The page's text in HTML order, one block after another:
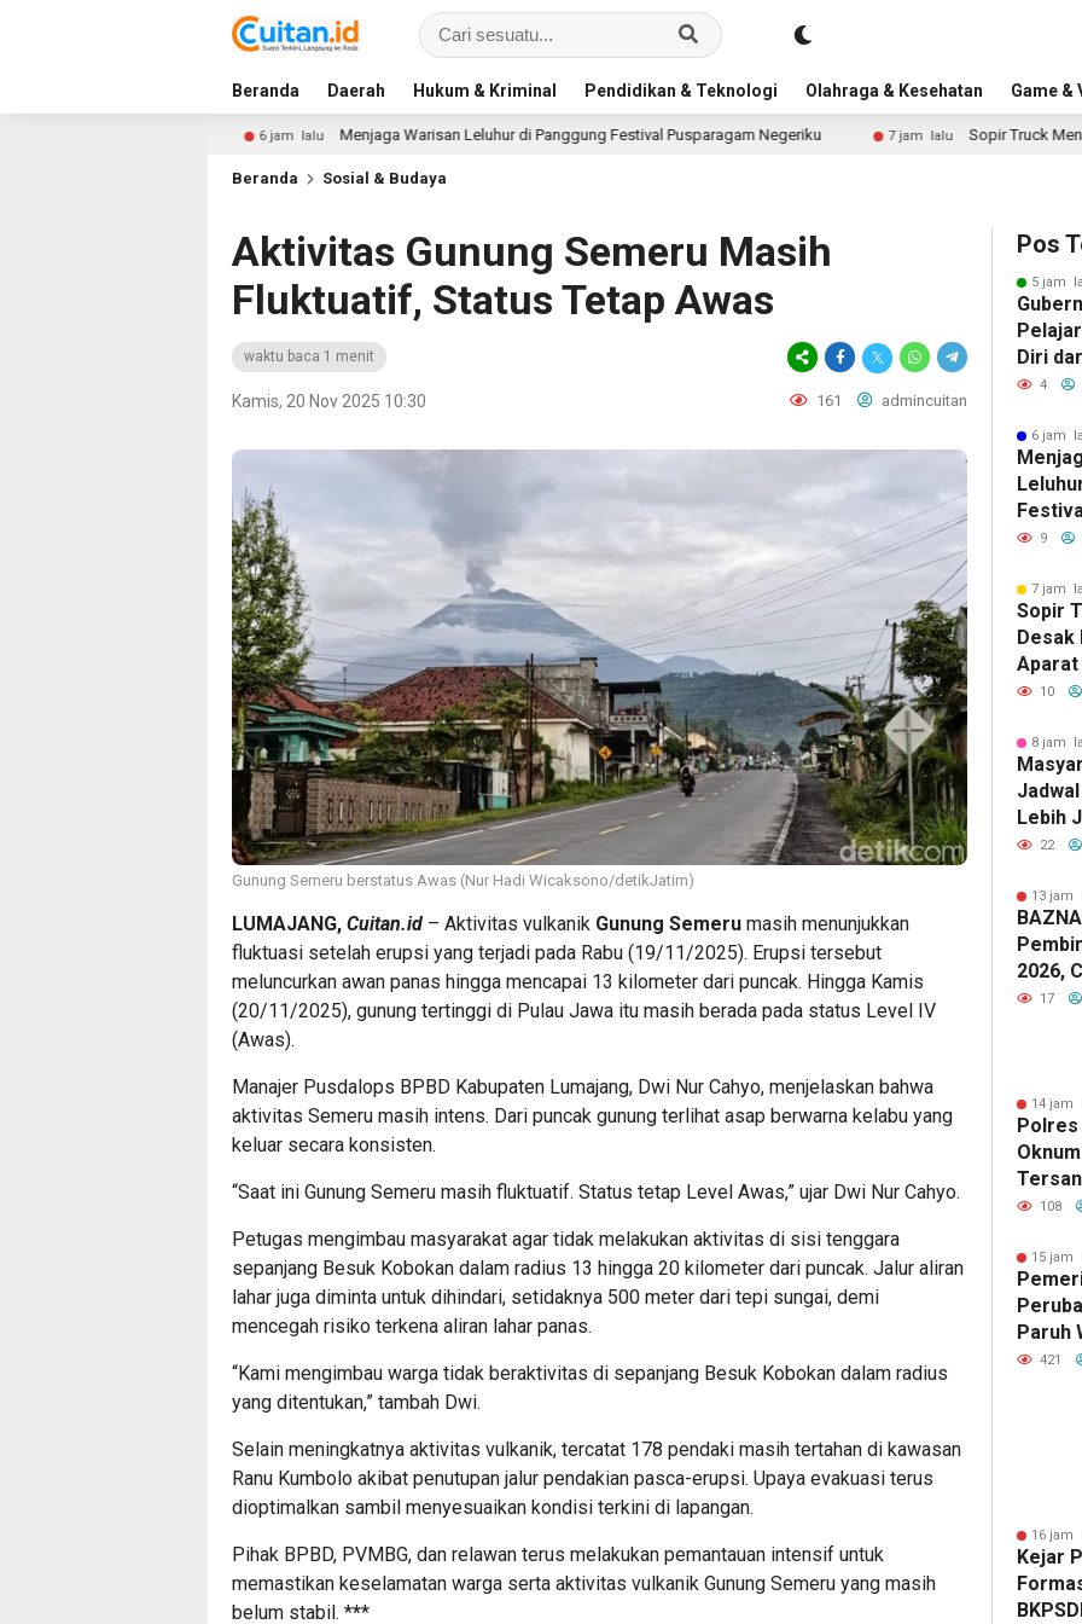
Beranda Daerah Hukum & Kriminal Pendidikan & Teknologi Olahraga & Kesehatan Game &
Menjaga Warisan Leluhur di Panggung Festival Pusparagam Negeriku 7 jam lalu Sopir Truck Menderita,
Beranda Sosial & Budaya
Aktivitas Gunung Semeru Masih
Fluktuatif, Status Tetap Awas
waktu baca 1 menit
Kamis, 20 Nov 2025 10:30 161 admincuitan
Gunung Semeru berstatus Awas (Nur Hadi Wicaksono/detikJatim)
LUMAJANG, Cuitan.id – Aktivitas vulkanik Gunung Semeru masih menunjukkan
fluktuasi setelah erupsi yang terjadi pada Rabu (19/11/2025). Erupsi tersebut
meluncurkan awan panas hingga mencapai 13 kilometer dari puncak. Hingga Kamis
(20/11/2025), gunung tertinggi di Pulau Jawa itu masih berada pada status Level IV
(Awas).
Manajer Pusdalops BPBD Kabupaten Lumajang, Dwi Nur Cahyo, menjelaskan bahwa
aktivitas Semeru masih intens. Dari puncak gunung terlihat asap berwarna kelabu yang
keluar secara konsisten.
“Saat ini Gunung Semeru masih fluktuatif. Status tetap Level Awas,” ujar Dwi Nur Cahyo.
Petugas mengimbau masyarakat agar tidak melakukan aktivitas di sisi tenggara
sepanjang Besuk Kobokan dalam radius 13 hingga 20 kilometer dari puncak. Jalur aliran
lahar juga diminta untuk dihindari, setidaknya 500 meter dari tepi sungai, demi
mencegah risiko terkena aliran lahar panas.
“Kami mengimbau warga tidak beraktivitas di sepanjang Besuk Kobokan dalam radius
yang ditentukan,” tambah Dwi.
Selain meningkatnya aktivitas vulkanik, tercatat 178 pendaki masih tertahan di kawasan
Ranu Kumbolo akibat penutupan jalur pendakian pasca-erupsi. Upaya evakuasi terus
dioptimalkan sambil menyesuaikan kondisi terkini di lapangan.
Pihak BPBD, PVMBG, dan relawan terus melakukan pemantauan intensif untuk
memastikan keselamatan warga serta aktivitas vulkanik Gunung Semeru yang masih
belum stabil. ***
Pos
5 jam
Diri
Judol
4
6 jam
9
7 jam
Sopir
Desak
Solar
10
8 jam
Lebih
22
13 jam
2026,
17
14 jam
Polres
108
15 jam
Paruh
Waktu
421
16 jam
Kejar